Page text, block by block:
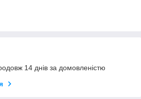
14 днів за домовленістю